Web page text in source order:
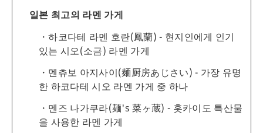
일본 최고의 라멘 가게
하코다테 라멘 호란(鳳蘭) - 현지인에게 인기
있는 시오(소금) 라멘 가게
멘츄보 아지사이(麺厨房あじさい) - 가장 유명
한 하코다테 시오 라멘 가게 중 하나
멘즈 나가쿠라(麺's 菜ヶ蔵) - 홋카이도 특산물
을 사용한 라멘 가게